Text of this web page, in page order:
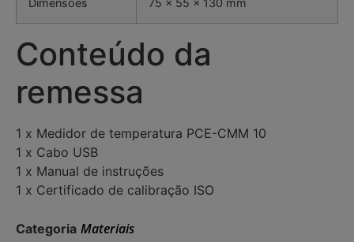
Conteúdo da
remessa
1 x Medidor de temperatura PCE-CMM 10
1 x Cabo USB
1 x Manual de instruções
1 x Certificado de calibração ISO
Categoria Materiais